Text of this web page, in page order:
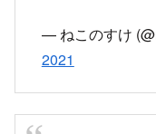
— ねこのすけ
2021